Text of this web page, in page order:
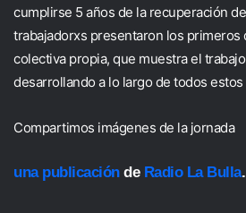
cumplirse 5 años de la recuperación
trabajadorxs presentaron los primeros
colectiva propia, que muestra el
desarrollando a lo largo de todos estos
Compartimos imágenes de la jornada
una publicaciónde Radio La Bulla.